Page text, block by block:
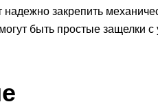
надежно закрепить
быть простые защелки